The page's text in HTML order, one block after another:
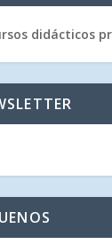
didácticos